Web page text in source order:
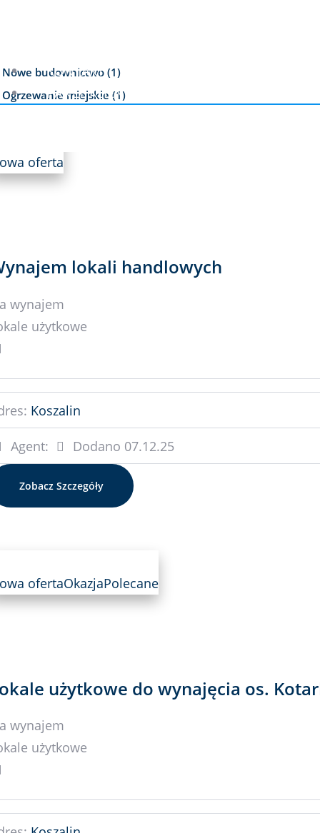
KONTAKT
PANEL KLIENTA
Nowe budownictwo (1)
Ogrzewanie miejskie (1)
oferta
lokali handlowych
wynajem
użytkowe
Koszalin
Agent: Dodano 07.12.25
Zobacz Szczegóły
ofertaOkazjaPolecane
użytkowe do wynajęcia os.
wynajem
użytkowe